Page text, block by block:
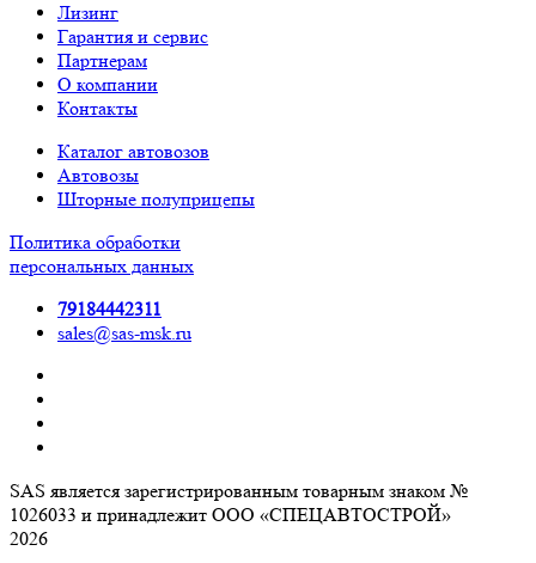
Лизинг
Гарантия и сервис
Партнерам
О компании
Контакты
Каталог автовозов
Автовозы
Шторные полуприцепы
Политика обработки
персональных данных
79184442311
sales@sas-msk.ru
SAS является зарегистрированным товарным знаком №
1026033 и принадлежит ООО «СПЕЦАВТОСТРОЙ»
2026